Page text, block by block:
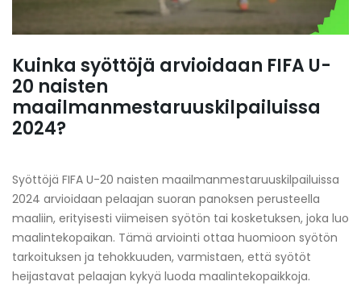
Kuinka syöttöjä arvioidaan FIFA U-
20 naisten
maailmanmestaruuskilpailuissa
2024?
Syöttöjä FIFA U-20 naisten maailmanmestaruuskilpailuissa
2024 arvioidaan pelaajan suoran panoksen perusteella
maaliin, erityisesti viimeisen syötön tai kosketuksen, joka luo
maalintekopaikan. Tämä arviointi ottaa huomioon syötön
tarkoituksen ja tehokkuuden, varmistaen, että syötöt
heijastavat pelaajan kykyä luoda maalintekopaikkoja.